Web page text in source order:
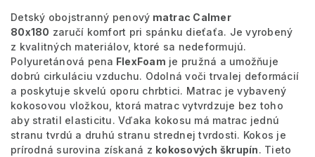
Detský obojstranný penový matrac Calmer
80x180 zaručí komfort pri spánku dieťaťa. Je vyrobený
z kvalitných materiálov, ktoré sa nedeformujú.
Polyuretánová pena FlexFoam je pružná a umožňuje
dobrú cirkuláciu vzduchu. Odolná voči trvalej deformácií
a poskytuje skvelú oporu chrbtici. Matrac je vybavený
kokosovou vložkou, ktorá matrac vytvrdzuje bez toho
aby stratil elasticitu. Vďaka kokosu má matrac jednú
stranu tvrdú a druhú stranu strednej tvrdosti. Kokos je
prírodná surovina získaná z kokosových škrupín. Tieto